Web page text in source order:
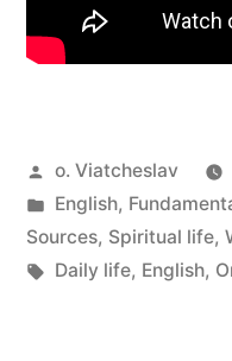
Posted
by
o. Viatcheslav
Posted
in
English,
Sources, Spiritual life,
Tags:
Daily life, English,